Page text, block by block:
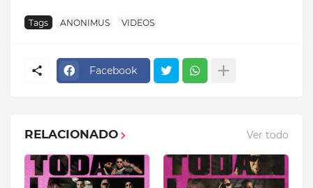
Tags ANONIMUS VIDEOS
Facebook
RELACIONADO Ver todo